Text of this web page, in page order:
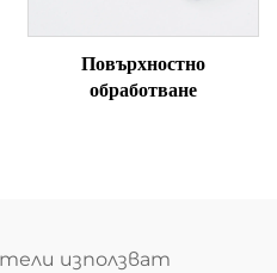
Повърхностно
обработване
използват